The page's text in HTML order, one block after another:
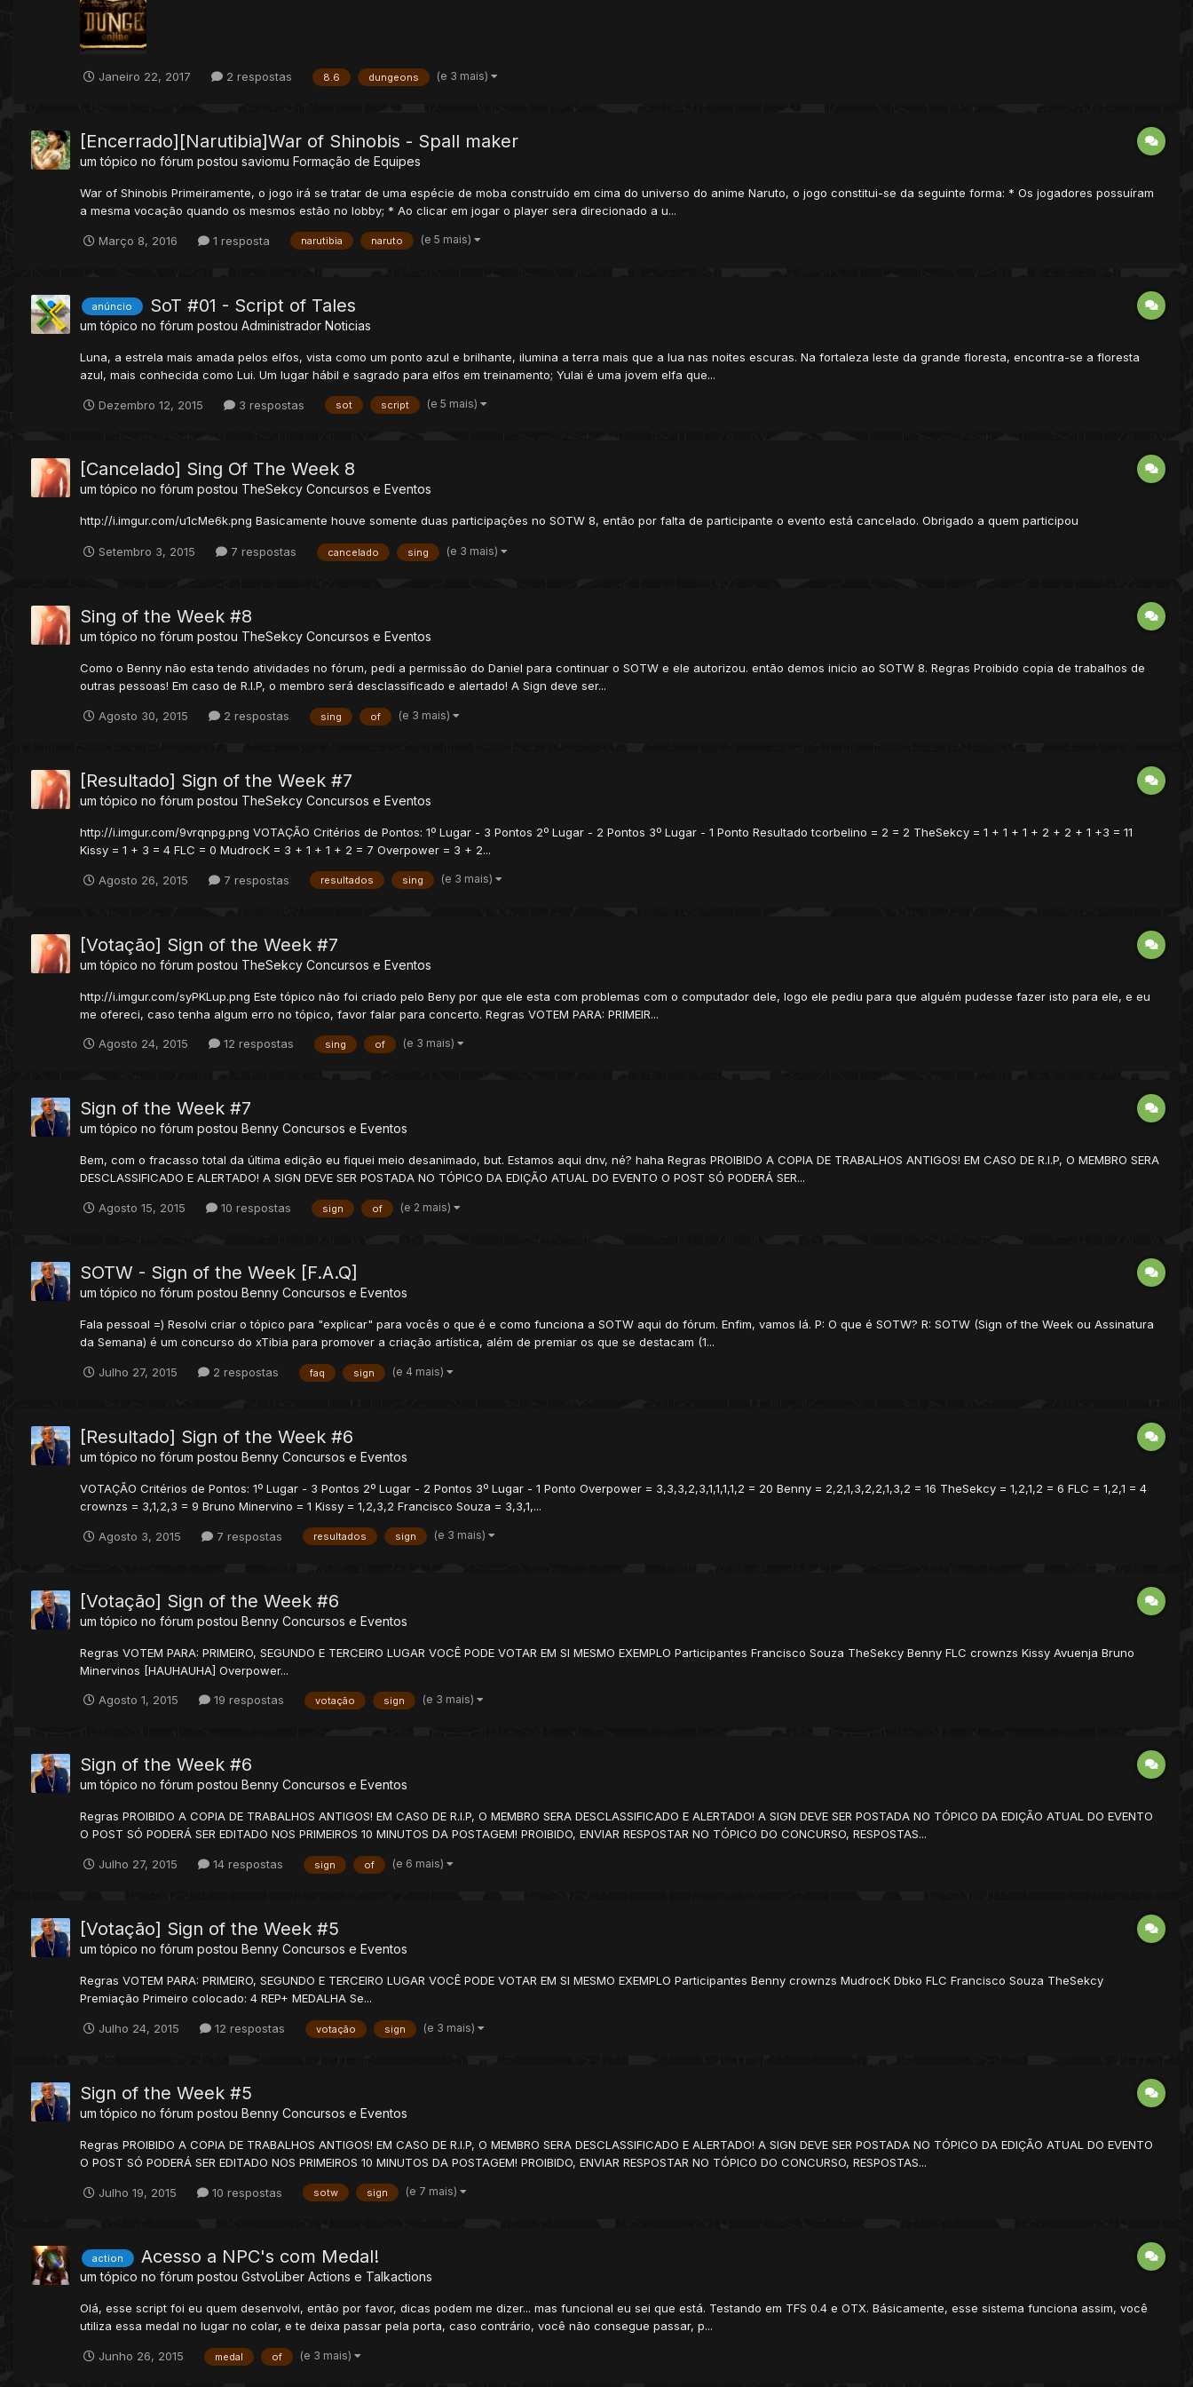
Janeiro 22, 2017 2 respostas 8.6 dungeons (e 3 mais)
[Encerrado][Narutibia]War of Shinobis - Spall maker
um tópico no fórum postou saviomu Formação de Equipes
War of Shinobis Primeiramente, o jogo irá se tratar de uma espécie de moba construído em cima do universo do anime Naruto,​ o jogo constitui-se da seguinte forma: * Os jogadores possuíram
a mesma vocação quando os mesmos estão no lobby; * Ao clicar em jogar o player sera direcionado a u...
Março 8, 2016 1 resposta narutibia naruto (e 5 mais)
anúncio SoT #01 - Script of Tales
um tópico no fórum postou Administrador Noticias
Luna, a estrela mais amada pelos elfos, vista como um ponto azul e brilhante, ilumina a terra mais que a lua nas noites escuras. Na fortaleza leste da grande floresta, encontra-se a floresta
azul, mais conhecida como Lui. Um lugar hábil e sagrado para elfos em treinamento; Yulai é uma jovem elfa que...
Dezembro 12, 2015 3 respostas sot script (e 5 mais)
[Cancelado] Sing Of The Week 8
um tópico no fórum postou TheSekcy Concursos e Eventos
http://i.imgur.com/u1cMe6k.png Basicamente houve somente duas participações no SOTW 8, então por falta de participante o evento está cancelado. Obrigado a quem participou
Setembro 3, 2015 7 respostas cancelado sing (e 3 mais)
Sing of the Week #8
um tópico no fórum postou TheSekcy Concursos e Eventos
Como o Benny não esta tendo atividades no fórum, pedi a permissão do Daniel para continuar o SOTW e ele autorizou. então demos inicio ao SOTW 8. Regras Proibido copia de trabalhos de
outras pessoas! Em caso de R.I.P, o membro será desclassificado e alertado! A Sign deve ser...
Agosto 30, 2015 2 respostas sing of (e 3 mais)
[Resultado] Sign of the Week #7
um tópico no fórum postou TheSekcy Concursos e Eventos
http://i.imgur.com/9vrqnpg.png VOTAÇÃO Critérios de Pontos: 1º Lugar - 3 Pontos 2º Lugar - 2 Pontos 3º Lugar - 1 Ponto Resultado tcorbelino = 2 = 2 TheSekcy = 1 + 1 + 1 + 2 + 2 + 1 +3 = 11
Kissy = 1 + 3 = 4 FLC = 0 MudrocK = 3 + 1 + 1 + 2 = 7 Overpower = 3 + 2...
Agosto 26, 2015 7 respostas resultados sing (e 3 mais)
[Votação] Sign of the Week #7
um tópico no fórum postou TheSekcy Concursos e Eventos
http://i.imgur.com/syPKLup.png Este tópico não foi criado pelo Beny por que ele esta com problemas com o computador dele, logo ele pediu para que alguém pudesse fazer isto para ele, e eu
me ofereci, caso tenha algum erro no tópico, favor falar para concerto. Regras VOTEM PARA: PRIMEIR...
Agosto 24, 2015 12 respostas sing of (e 3 mais)
Sign of the Week #7
um tópico no fórum postou Benny Concursos e Eventos
Bem, com o fracasso total da última edição eu fiquei meio desanimado, but. Estamos aqui dnv, né? haha Regras PROIBIDO A COPIA DE TRABALHOS ANTIGOS! EM CASO DE R.I.P, O MEMBRO SERA
DESCLASSIFICADO E ALERTADO! A SIGN DEVE SER POSTADA NO TÓPICO DA EDIÇÃO ATUAL DO EVENTO O POST SÓ PODERÁ SER...
Agosto 15, 2015 10 respostas sign of (e 2 mais)
SOTW - Sign of the Week [F.A.Q]
um tópico no fórum postou Benny Concursos e Eventos
Fala pessoal =) Resolvi criar o tópico para "explicar" para vocês o que é e como funciona a SOTW aqui do fórum. Enfim, vamos lá. P: O que é SOTW? R: SOTW (Sign of the Week ou Assinatura
da Semana) é um concurso do xTibia para promover a criação artística, além de premiar os que se destacam (1...
Julho 27, 2015 2 respostas faq sign (e 4 mais)
[Resultado] Sign of the Week #6
um tópico no fórum postou Benny Concursos e Eventos
VOTAÇÃO Critérios de Pontos: 1º Lugar - 3 Pontos 2º Lugar - 2 Pontos 3º Lugar - 1 Ponto Overpower = 3,3,3,2,3,1,1,1,1,2 = 20 Benny = 2,2,1,3,2,2,1,3,2 = 16 TheSekcy = 1,2,1,2 = 6 FLC = 1,2,1 = 4
crownzs = 3,1,2,3 = 9 Bruno Minervino = 1 Kissy = 1,2,3,2 Francisco Souza = 3,3,1,...
Agosto 3, 2015 7 respostas resultados sign (e 3 mais)
[Votação] Sign of the Week #6
um tópico no fórum postou Benny Concursos e Eventos
Regras VOTEM PARA: PRIMEIRO, SEGUNDO E TERCEIRO LUGAR VOCÊ PODE VOTAR EM SI MESMO EXEMPLO Participantes Francisco Souza TheSekcy Benny FLC crownzs Kissy Avuenja Bruno
Minervinos [HAUHAUHA] Overpower...
Agosto 1, 2015 19 respostas votação sign (e 3 mais)
Sign of the Week #6
um tópico no fórum postou Benny Concursos e Eventos
Regras PROIBIDO A COPIA DE TRABALHOS ANTIGOS! EM CASO DE R.I.P, O MEMBRO SERA DESCLASSIFICADO E ALERTADO! A SIGN DEVE SER POSTADA NO TÓPICO DA EDIÇÃO ATUAL DO EVENTO
O POST SÓ PODERÁ SER EDITADO NOS PRIMEIROS 10 MINUTOS DA POSTAGEM! PROIBIDO, ENVIAR RESPOSTAR NO TÓPICO DO CONCURSO, RESPOSTAS...
Julho 27, 2015 14 respostas sign of (e 6 mais)
[Votação] Sign of the Week #5
um tópico no fórum postou Benny Concursos e Eventos
Regras VOTEM PARA: PRIMEIRO, SEGUNDO E TERCEIRO LUGAR VOCÊ PODE VOTAR EM SI MESMO EXEMPLO Participantes Benny crownzs MudrocK Dbko FLC Francisco Souza TheSekcy
Premiação Primeiro colocado: 4 REP+ MEDALHA Se...
Julho 24, 2015 12 respostas votação sign (e 3 mais)
Sign of the Week #5
um tópico no fórum postou Benny Concursos e Eventos
Regras PROIBIDO A COPIA DE TRABALHOS ANTIGOS! EM CASO DE R.I.P, O MEMBRO SERA DESCLASSIFICADO E ALERTADO! A SIGN DEVE SER POSTADA NO TÓPICO DA EDIÇÃO ATUAL DO EVENTO
O POST SÓ PODERÁ SER EDITADO NOS PRIMEIROS 10 MINUTOS DA POSTAGEM! PROIBIDO, ENVIAR RESPOSTAR NO TÓPICO DO CONCURSO, RESPOSTAS...
Julho 19, 2015 10 respostas sotw sign (e 7 mais)
action Acesso a NPC's com Medal!
um tópico no fórum postou GstvoLiber Actions e Talkactions
Olá, esse script foi eu quem desenvolvi, então por favor, dicas podem me dizer... mas funcional eu sei que está. Testando em TFS 0.4 e OTX. Básicamente, esse sistema funciona assim, você
utiliza essa medal no lugar no colar, e te deixa passar pela porta, caso contrário, você não consegue passar, p...
Junho 26, 2015 medal of (e 3 mais)